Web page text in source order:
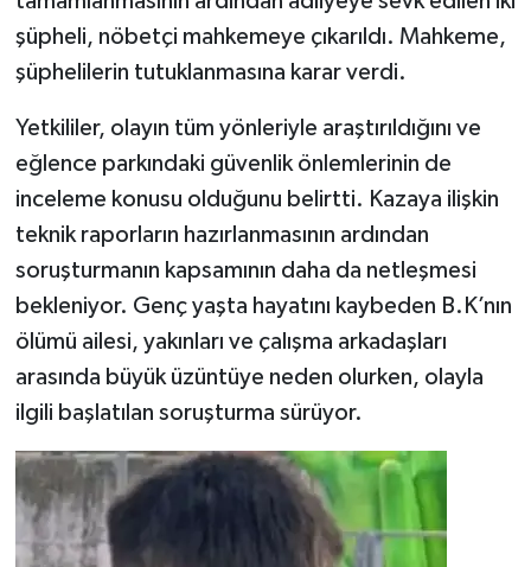
şüpheli, nöbetçi mahkemeye çıkarıldı. Mahkeme,
şüphelilerin tutuklanmasına karar verdi.
Yetkililer, olayın tüm yönleriyle araştırıldığını ve
eğlence parkındaki güvenlik önlemlerinin de
inceleme konusu olduğunu belirtti. Kazaya ilişkin
teknik raporların hazırlanmasının ardından
soruşturmanın kapsamının daha da netleşmesi
bekleniyor. Genç yaşta hayatını kaybeden B.K’nın
ölümü ailesi, yakınları ve çalışma arkadaşları
arasında büyük üzüntüye neden olurken, olayla
ilgili başlatılan soruşturma sürüyor.